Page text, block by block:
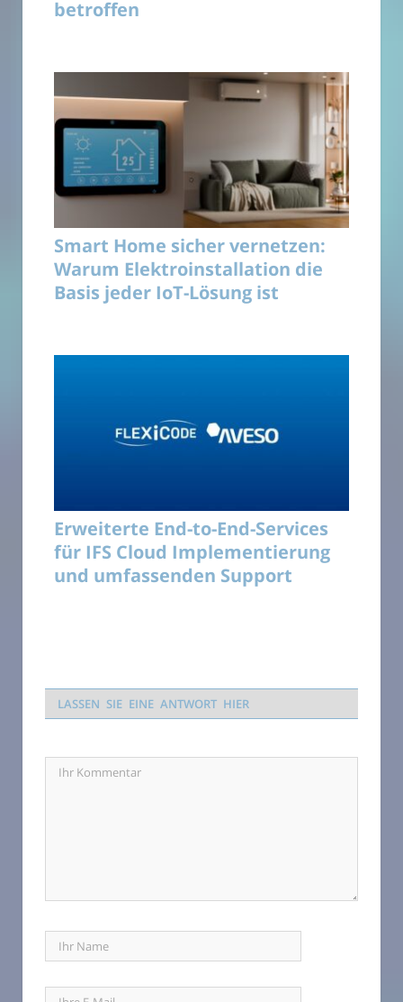
betroffen
Smart Home sicher vernetzen:
Warum Elektroinstallation die
Basis jeder IoT-Lösung ist
Erweiterte End-to-End-Services
für IFS Cloud Implementierung
und umfassenden Support
LASSEN SIE EINE ANTWORT HIER